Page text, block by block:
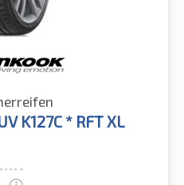
K127C * RFT XL